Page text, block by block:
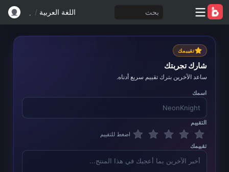
بحث اللغة العربية /
تقييمك
شارك تجربتك
ساعد الآخرين بترك تقييم سريع أدناه.
اسمك
التقييم
اضغط للتقييم
تقييمك